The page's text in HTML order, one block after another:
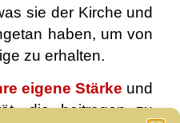
sie der Kirche und
haben, um von
zu erhalten.
eigene Stärke und
die beitragen zu